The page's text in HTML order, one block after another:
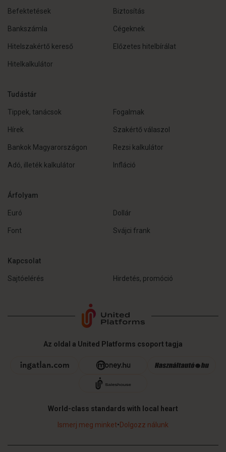
Befektetések Biztosítás
Bankszámla Cégeknek
Hitelszakértő kereső Előzetes hitelbírálat
Hitelkalkulátor
Tudástár
Tippek, tanácsok Fogalmak
Hírek Szakértő válaszol
Bankok Magyarországon Rezsi kalkulátor
Adó, illeték kalkulátor Infláció
Árfolyam
Euró Dollár
Font Svájci frank
Kapcsolat
Sajtóelérés Hirdetés, promóció
Az oldal a United Platforms csoport tagja
World-class standards with local heart
Ismerj meg minket•Dolgozz nálunk